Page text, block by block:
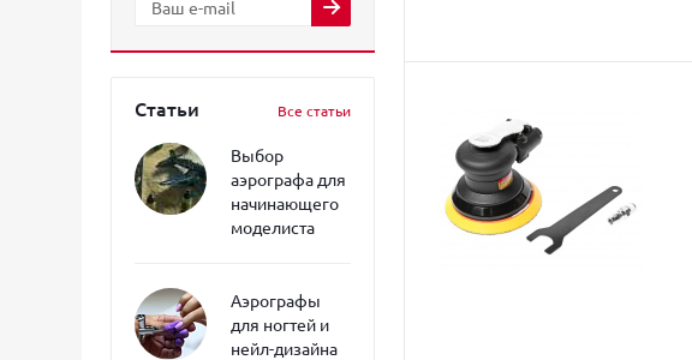
Статьи Все статьи
Выбор
аэрографа для
начинающего
моделиста
Аэрографы
для ногтей и
нейл-дизайна